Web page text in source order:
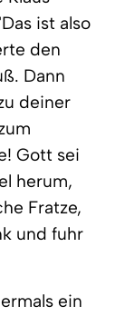
ist also
den
Dann
deiner
Gott sei
herum,
Fratze,
und fuhr
ein